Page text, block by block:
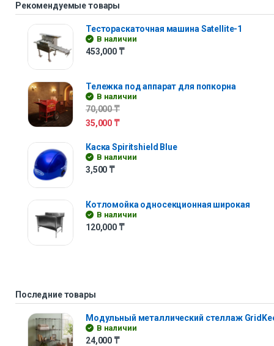
Рекомендуемые товары
Тестораскаточная машина Satellite-1
В наличии
453,000 ₸
Тележка под аппарат для попкорна
В наличии
70,000₸
35,000 ₸
Каска Spiritshield Blue
В наличии
3,500 ₸
Котломойка односекционная широкая
В наличии
120,000 ₸
Последние товары
Модульный металлический стеллаж
В наличии
24,000 ₸